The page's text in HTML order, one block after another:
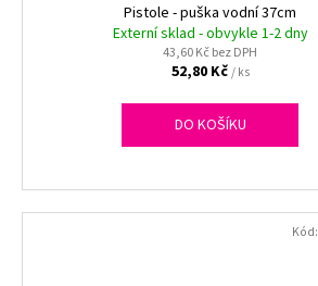
Pistole - puška vodní 37cm
Externí sklad - obvykle 1-2 dny
43,60 Kč bez DPH
52,80 Kč/ ks
DO KOŠÍKU
Kód: